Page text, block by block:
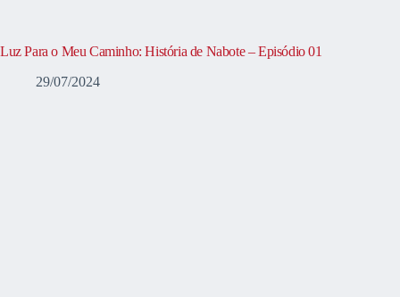
Luz Para o Meu Caminho: História de Nabote – Episódio 01
29/07/2024